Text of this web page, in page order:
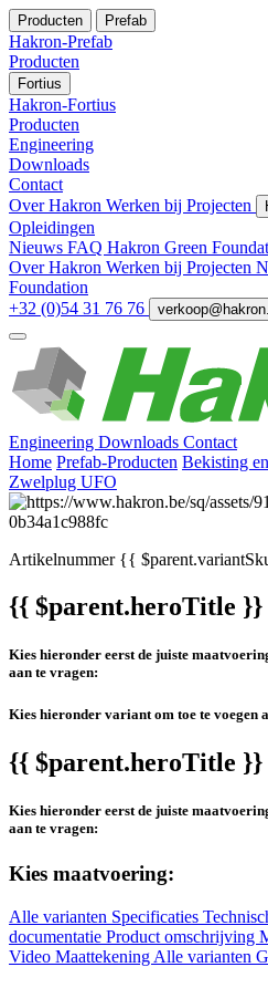
Producten Prefab
Hakron-Prefab
Producten
Fortius
Hakron-Fortius
Producten
Engineering
Downloads
Contact
Over Hakron Werken bij Projecten
Opleidingen
Nieuws FAQ Hakron Green
Over Hakron Werken bij Projecten
Foundation
+32 (0)54 31 76 76
Engineering Downloads Contact
Home Prefab-Producten Bekisting
Zwelplug UFO
Artikelnummer{{
{{ $parent.heroTitle }}
Kies hieronder eerst de juiste
aan te vragen:
Kies hieronder variant om toe te voegen
{{ $parent.heroTitle }}
Kies hieronder eerst de juiste
aan te vragen:
Kies maatvoering:
Alle varianten Specificaties
documentatie Product omschrijving
Video Maattekening Alle varianten